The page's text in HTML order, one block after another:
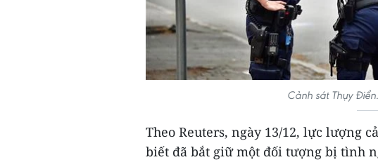
Cảnh sát Thụy
Theo Reuters, ngày 13/12, lực lượng
biết đã bắt giữ một đối tượng bị tình